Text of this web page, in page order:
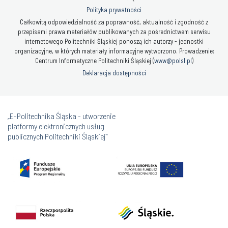
Polityka prywatności
Całkowitą odpowiedzialność za poprawność, aktualność i zgodność z
przepisami prawa materiałów publikowanych za pośrednictwem serwisu
internetowego Politechniki Śląskiej ponoszą ich autorzy - jednostki
organizacyjne, w których materiały informacyjne wytworzono. Prowadzenie:
Centrum Informatyczne Politechniki Śląskiej (www@polsl.pl)
Deklaracja dostępności
„E-Politechnika Śląska - utworzenie
platformy elektronicznych usług
publicznych Politechniki Śląskiej”